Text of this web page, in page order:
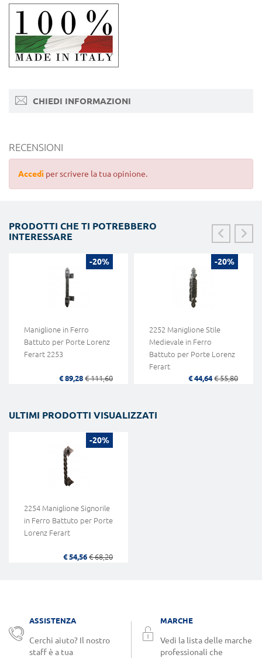
CHIEDI INFORMAZIONI
RECENSIONI
Accedi per scrivere la tua opinione.
PRODOTTI CHE TI POTREBBERO
INTERESSARE
-20%
Maniglione in Ferro
Battuto per Porte Lorenz
Ferart 2253
€ 89,28 € 111,60
-20%
2252 Maniglione Stile
Medievale in Ferro
Battuto per Porte Lorenz
Ferart
€ 44,64 € 55,80
ULTIMI PRODOTTI VISUALIZZATI
-20%
2254 Maniglione Signorile
in Ferro Battuto per Porte
Lorenz Ferart
€ 54,56 € 68,20
ASSISTENZA
Cerchi aiuto? Il nostro
staff è a tua
MARCHE
Vedi la lista delle marche
professionali che